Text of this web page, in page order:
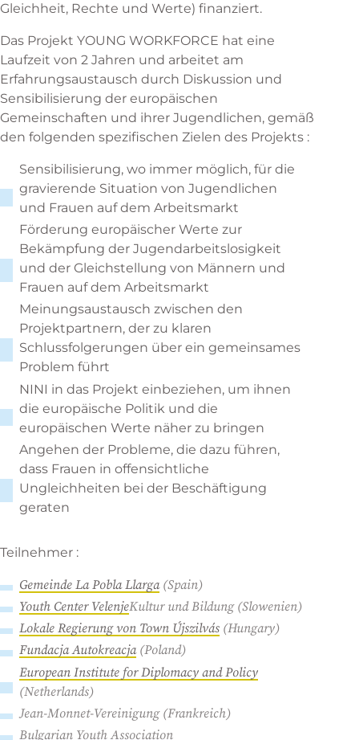
Gleichheit, Rechte und Werte) finanziert.
Das Projekt YOUNG WORKFORCE hat eine
Laufzeit von 2 Jahren und arbeitet am
Erfahrungsaustausch durch Diskussion und
Sensibilisierung der europäischen
Gemeinschaften und ihrer Jugendlichen, gemäß
den folgenden spezifischen Zielen des Projekts :
Sensibilisierung, wo immer möglich, für die
gravierende Situation von Jugendlichen
und Frauen auf dem Arbeitsmarkt
Förderung europäischer Werte zur
Bekämpfung der Jugendarbeitslosigkeit
und der Gleichstellung von Männern und
Frauen auf dem Arbeitsmarkt
Meinungsaustausch zwischen den
Projektpartnern, der zu klaren
Schlussfolgerungen über ein gemeinsames
Problem führt
NINI in das Projekt einbeziehen, um ihnen
die europäische Politik und die
europäischen Werte näher zu bringen
Angehen der Probleme, die dazu führen,
dass Frauen in offensichtliche
Ungleichheiten bei der Beschäftigung
geraten
Teilnehmer :
Gemeinde La Pobla Llarga(Spain)
Youth Center VelenjeKultur und Bildung (Slowenien)
Lokale Regierung von Town Újszilvás (Hungary)
Fundacja Autokreacja(Poland)
European Institute for Diplomacy and Policy
(Netherlands)
Jean-Monnet-Vereinigung (Frankreich)
Bulgarian Youth Association